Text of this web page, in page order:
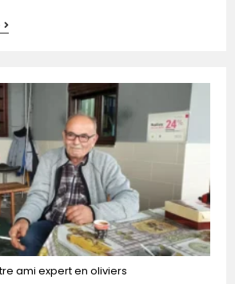
ami expert en oliviers